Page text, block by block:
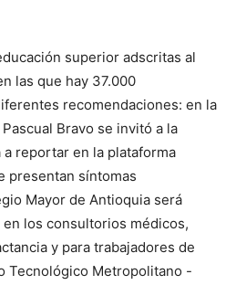
superior adscritas al
las que hay 37.000
recomendaciones: en la
Bravo se invitó a la
reportar en la plataforma
presentan síntomas
Mayor de Antioquia será
los consultorios médicos,
y para trabajadores de
Tecnológico Metropolitano -